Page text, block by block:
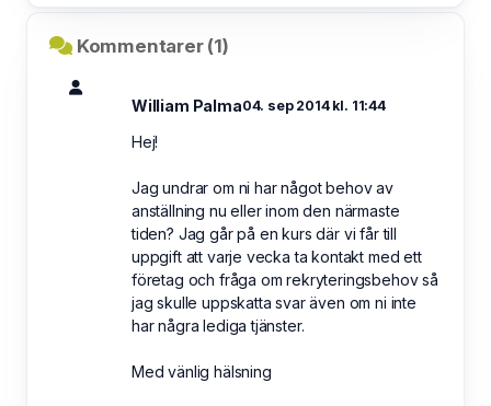
Kommentarer (1)
William Palma04. sep 2014 kl. 11:44
Hej!
Jag undrar om ni har något behov av
anställning nu eller inom den närmaste
tiden? Jag går på en kurs där vi får till
uppgift att varje vecka ta kontakt med ett
företag och fråga om rekryteringsbehov så
jag skulle uppskatta svar även om ni inte
har några lediga tjänster.
Med vänlig hälsning